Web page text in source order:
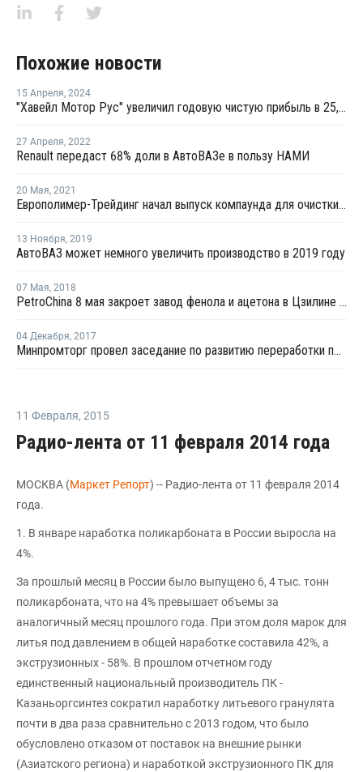
Похожие новости
15 Апреля, 2024
"Хавейл Мотор Рус" увеличил годовую чистую прибыль в 25,8 раза
27 Апреля, 2022
Renault передаст 68% доли в АвтоВАЗе в пользу НАМИ
20 Мая, 2021
Европолимер-Трейдинг начал выпуск компаунда для очистки шнеков
13 Ноября, 2019
АвтоВАЗ может немного увеличить производство в 2019 году
07 Мая, 2018
PetroChina 8 мая закроет завод фенола и ацетона в Цзилине на ежегодную профилактику
04 Декабря, 2017
Минпромторг провел заседание по развитию переработки пластмасс в России
11 Февраля, 2015
Радио-лента от 11 февраля 2014 года
МОСКВА (Маркет Репорт) -- Радио-лента от 11 февраля 2014
года.
1. В январе наработка поликарбоната в России выросла на
4%.
За прошлый месяц в России было выпущено 6, 4 тыс. тонн
поликарбоната, что на 4% превышает объемы за
аналогичный месяц прошлого года. При этом доля марок для
литья под давлением в общей наработке составила 42%, а
экструзионных - 58%. В прошлом отчетном году
единственный национальный производитель ПК -
Казаньоргсинтез сократил наработку литьевого гранулята
почти в два раза сравнительно с 2013 годом, что было
обусловлено отказом от поставок на внешние рынки
(Азиатского региона) и наработкой экструзионного ПК для